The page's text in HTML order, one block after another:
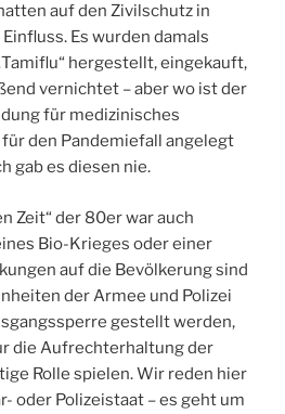
auf den Zivilschutz in
Es wurden damals
hergestellt, eingekauft,
vernichtet – aber wo ist der
für medizinisches
den Pandemiefall angelegt
gab es diesen nie.
Zeit“ der 80er war auch
Bio-Krieges oder einer
auf die Bevölkerung sind
der Armee und Polizei
gestellt werden,
die Aufrechterhaltung der
Rolle spielen. Wir reden hier
oder Polizeistaat – es geht um